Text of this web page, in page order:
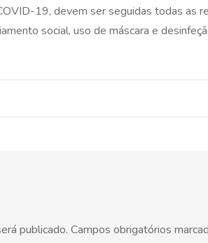
19, devem ser seguidas todas as
social, uso de máscara e
publicado. Campos obrigatórios